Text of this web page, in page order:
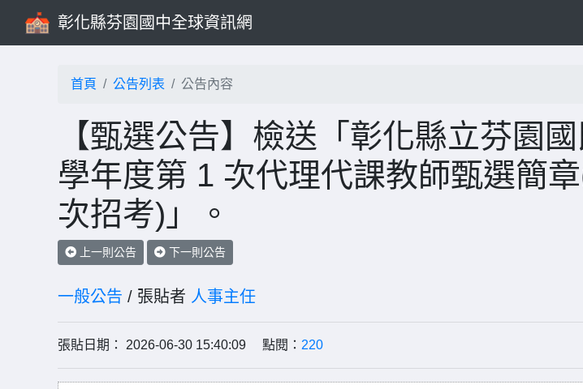
彰化縣芬園國中全球資訊網
首頁 公告列表 公告內容
【甄選公告】檢送「彰化縣立芬園
學年度第 1 次代理代課教師甄選簡
次招考)」。
上一則公告 下一則公告
一般公告 / 張貼者 人事主任
張貼日期： 2026-06-30 15:40:09 點閱： 220